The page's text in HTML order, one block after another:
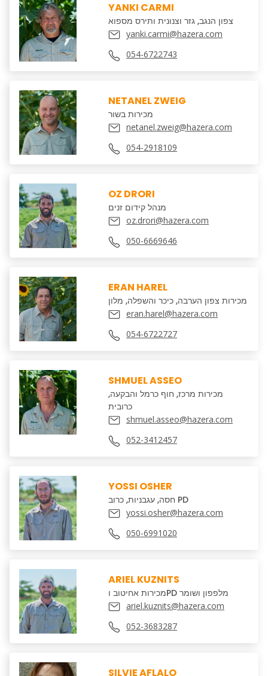
YANKI CARMI
צפון הנגב, גזר וצנונית ותירס מספוא
yanki.carmi@hazera.com
054-6722743
NETANEL ZWEIG
מכירות בשור
netanel.zweig@hazera.com
054-2918109
OZ DRORI
מנהל קידום זנים
oz.drori@hazera.com
050-6669646
ERAN HAREL
מכירות צפון הערבה, כיכר והשפלה, מלון
eran.harel@hazera.com
054-6722727
SHMUEL ASSEO
מכירות מרכז, חוף כרמל והבקעה,
כרובית
shmuel.asseo@hazera.com
052-3412457
YOSSI OSHER
חסה, עגבניות, כרוב PD
yossi.osher@hazera.com
050-6991020
ARIEL KUZNITS
מכירות אחיטוב וPD מלפפון ושומר
ariel.kuznits@hazera.com
052-3683287
SILVIE AFLALO